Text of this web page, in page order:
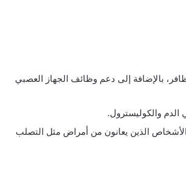
بالإضافة إلى دعم وظائف الجهاز العصبي
والكوليسترول.
الذين يعانون من أمراض مثل التصلب